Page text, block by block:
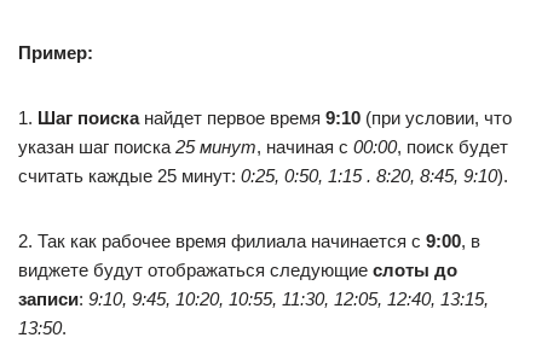
Пример:
1. Шаг поисканайдет первое время 9:10 (при условии, что
указан шаг поиска 25 минут, начиная с 00:00, поиск будет
считать каждые 25 минут: 0:25, 0:50, 1:15 . 8:20, 8:45, 9:10).
2. Так как рабочее время филиала начинается с 9:00, в
виджете будут отображаться следующие слоты до
записи: 9:10, 9:45, 10:20, 10:55, 11:30, 12:05, 12:40, 13:15,
13:50.